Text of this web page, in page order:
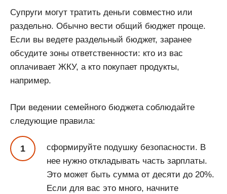
Супруги могут тратить деньги совместно или
раздельно. Обычно вести общий бюджет проще.
Если вы ведете раздельный бюджет, заранее
обсудите зоны ответственности: кто из вас
оплачивает ЖКУ, а кто покупает продукты,
например.
При ведении семейного бюджета соблюдайте
следующие правила:
сформируйте подушку безопасности. В
нее нужно откладывать часть зарплаты.
Это может быть сумма от десяти до 20%.
Если для вас это много, начните